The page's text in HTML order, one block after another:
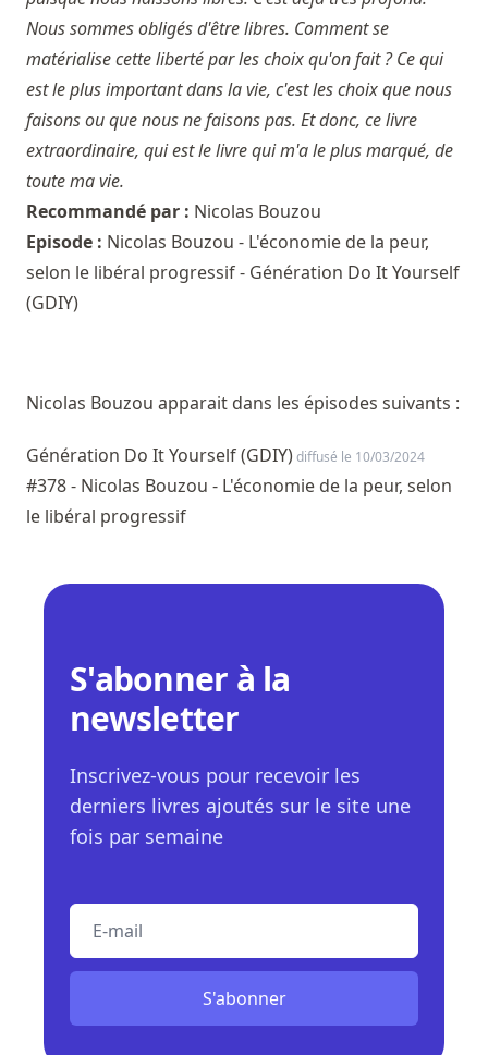
Nous sommes obligés d'être libres. Comment se
matérialise cette liberté par les choix qu'on fait ? Ce qui
est le plus important dans la vie, c'est les choix que nous
faisons ou que nous ne faisons pas. Et donc, ce livre
extraordinaire, qui est le livre qui m'a le plus marqué, de
toute ma vie.
Recommandé par : Nicolas Bouzou
Episode : Nicolas Bouzou - L'économie de la peur,
selon le libéral progressif - Génération Do It Yourself
(GDIY)
Nicolas Bouzou apparait dans les épisodes suivants :
Génération Do It Yourself (GDIY)diffusé le 10/03/2024
#378 - Nicolas Bouzou - L'économie de la peur, selon
le libéral progressif
S'abonner à la
newsletter
Inscrivez-vous pour recevoir les
derniers livres ajoutés sur le site une
fois par semaine
S'abonner